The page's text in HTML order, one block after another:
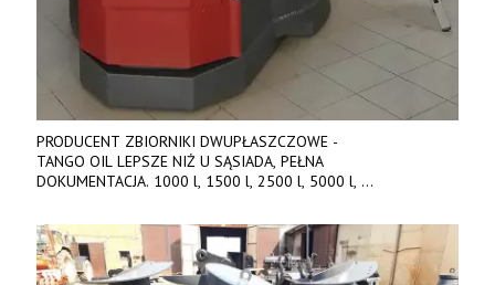
PRODUCENT ZBIORNIKI DWUPŁASZCZOWE -
TANGO OIL LEPSZE NIŻ U SĄSIADA, PEŁNA
DOKUMENTACJA. 1000 l, 1500 l, 2500 l, 5000 l,
842 737, www.tango-oil.pl